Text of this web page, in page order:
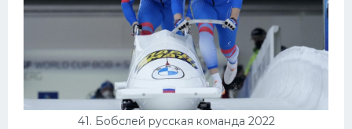
41. Бобслей русская команда 2022